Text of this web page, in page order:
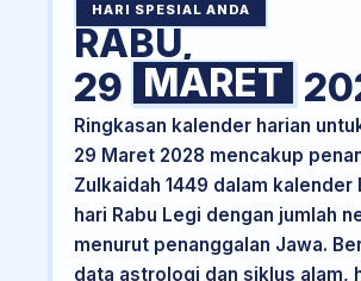
HARI SPESIAL ANDA
RABU,
29 MARET
Ringkasan kalender harian
29 Maret 2028 mencakup
Zulkaidah 1449 dalam kalender
hari Rabu Legi dengan jumlah
menurut penanggalan Jawa.
data astrologi dan siklus alam,